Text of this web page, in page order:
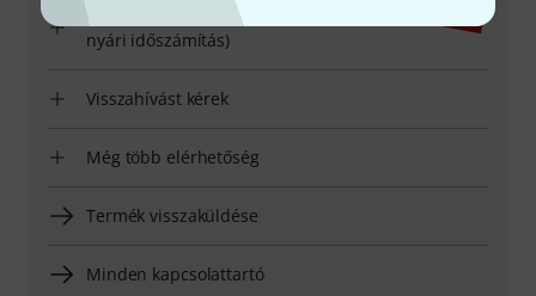
Nyitvatartási idő (CEST - Közép-európai
nyári időszámítás)
Visszahívást kérek
Még több elérhetőség
Termék visszaküldése
Minden kapcsolattartó